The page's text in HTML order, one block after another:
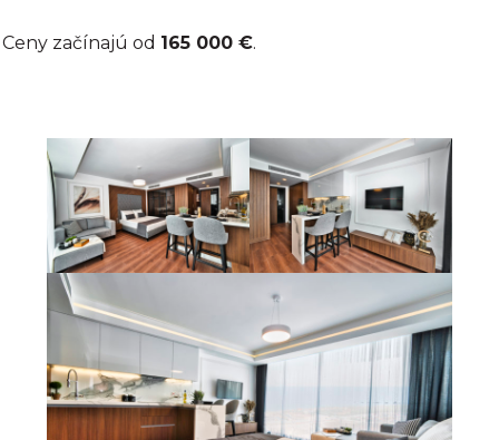
Ceny začínajú od 165 000 €.